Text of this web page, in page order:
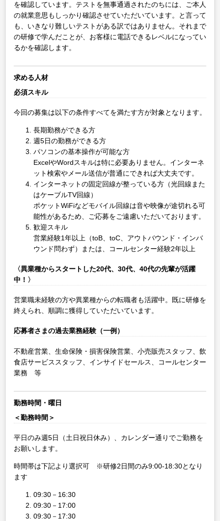
を確認しています。テストを無事通過されたのちには、ご本人
の就業意思もしっかり確認させていただいています。と言って
も、いきなり難しいテストがある訳ではありません。それまで
の研修で学んだことが、お客様に電話できるレベルになってい
るかを確認します。
求める人材
必須スキル
今回の募集は以下の条件すべてを満たす方が対象となります。
長期勤務ができる方
週5日の勤務ができる方
パソコンの基本操作が可能な方
ExcelやWordスキルは特に必要ありません。インターネ
ット検索やメール送信が普通にできれば大丈夫です。
インターネットの固定回線が整っている方（光回線また
はケーブルTV回線）
ポケットWiFiなどモバイル回線は音や映像が途切れる可
能性があるため、ご応募をご遠慮いただいております。
歓迎スキル
営業経験1年以上（toB、toC、アウトバウンド・インバ
ウンド問わず）または、コールセンター経験2年以上
〈異業種からスタートした20代、30代、40代の先輩が活躍
中！〉
営業職未経験の方や異業種からの転職者も活躍中。既に研修を
終えられ、順調に獲得していただいています。
応募者さまの過去業務経験（一例）
不動産営業、生命保険・損害保険営業、小売販売スタッフ、飲
食店サービススタッフ、インサイドセールス、コールセンター
業務 等
勤務時間・曜日
＜勤務時間＞
平日のみ週5日（土日祝日休み）、カレンダー通りでご勤務を
お願いします。
時間帯は下記より選択可 ※研修2日間のみ9:00-18:30となり
ます
09:30－16:30
09:30－17:00
09:30－17:30